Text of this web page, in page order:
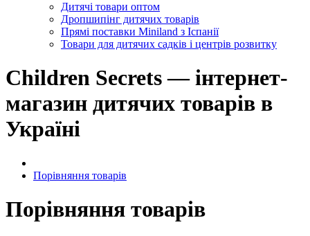
Дитячі товари оптом
Дропшипінг дитячих товарів
Прямі поставки Miniland з Іспанії
Товари для дитячих садків і центрів розвитку
Children Secrets — інтернет-
магазин дитячих товарів в
Україні
Порівняння товарів
Порівняння товарів